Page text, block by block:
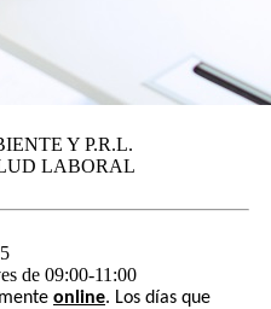
Y P.R.L.
LABORAL
de 09:00-11:00
online. Los días que